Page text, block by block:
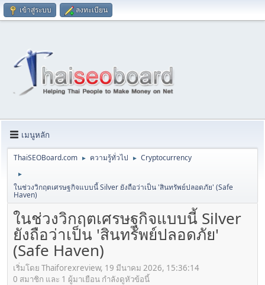
เข้าสู่ระบบ ลงทะเบียน
เมนูหลัก
ThaiSEOBoard.com ► ความรู้ทั่วไป ► Cryptocurrency
►
ในช่วงวิกฤตเศรษฐกิจแบบนี้ Silver ยังถือว่าเป็น 'สินทรัพย์ปลอดภัย' (Safe
Haven)
ในช่วงวิกฤตเศรษฐกิจแบบนี้ Silver
ยังถือว่าเป็น 'สินทรัพย์ปลอดภัย'
(Safe Haven)
เริ่มโดย Thaiforexreview, 19 มีนาคม 2026, 15:36:14
0 สมาชิก และ 1 ผู้มาเยือน กำลังดูหัวข้อนี้